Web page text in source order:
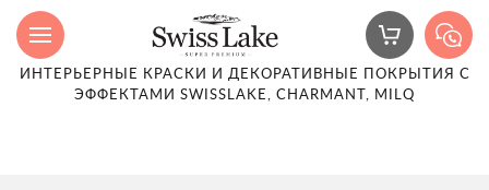
ИНТЕРЬЕРНЫЕ КРАСКИ И ДЕКОРАТИВНЫЕ ПОКРЫТИЯ С
ЭФФЕКТАМИ SWISSLAKE, CHARMANT, MILQ